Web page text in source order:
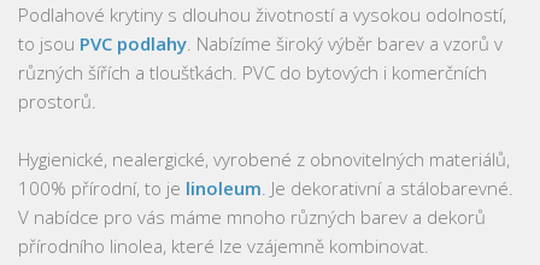
Podlahové krytiny s dlouhou životností a vysokou odolností,
to jsou PVC podlahy . Nabízíme široký výběr barev a vzorů v
různých šířích a tloušťkách. PVC do bytových i komerčních
prostorů.
Hygienické, nealergické, vyrobené z obnovitelných materiálů,
100% přírodní, to je linoleum . Je dekorativní a stálobarevné.
V nabídce pro vás máme mnoho různých barev a dekorů
přírodního linolea, které lze vzájemně kombinovat.